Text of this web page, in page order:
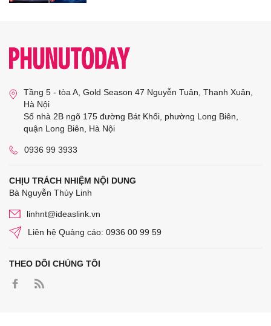
Tầng 5 - tòa A, Gold Season 47 Nguyễn Tuân, Thanh Xuân,
Hà Nội
Số nhà 2B ngõ 175 đường Bát Khối, phường Long Biên,
quận Long Biên, Hà Nội
0936 99 3933
CHỊU TRÁCH NHIỆM NỘI DUNG
Bà Nguyễn Thùy Linh
linhnt@ideaslink.vn
Liên hệ Quảng cáo: 0936 00 99 59
THEO DÕI CHÚNG TÔI